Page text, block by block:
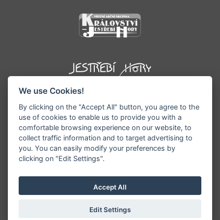
©1996 - 2026 Všechna práva vyhrazena serveru
zveřejňovaných informací a vyhrazuje si právo
Sekce pro starosty/ředitele|Nastavení cookies
We use Cookies!
By clicking on the "Accept All" button, you agree to the
use of cookies to enable us to provide you with a
comfortable browsing experience on our website, to
collect traffic information and to target advertising to
you. You can easily modify your preferences by
clicking on "Edit Settings".
Accept All
Edit Settings